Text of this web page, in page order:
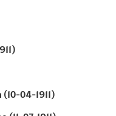
04-1911)